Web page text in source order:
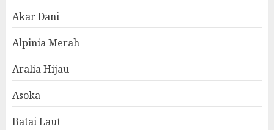
Akar Dani
Alpinia Merah
Aralia Hijau
Asoka
Batai Laut